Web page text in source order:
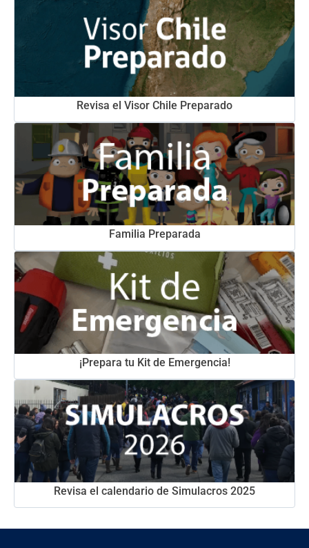
Revisa el Visor Chile Preparado
Familia Preparada
¡Prepara tu Kit de Emergencia!
Revisa el calendario de Simulacros 2025